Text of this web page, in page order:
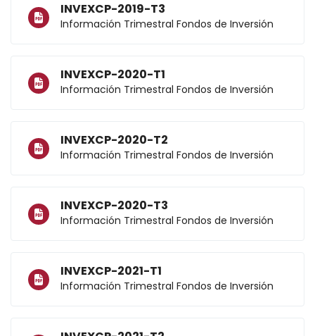
INVEXCP-2019-T3
Información Trimestral Fondos de Inversión
INVEXCP-2020-T1
Información Trimestral Fondos de Inversión
INVEXCP-2020-T2
Información Trimestral Fondos de Inversión
INVEXCP-2020-T3
Información Trimestral Fondos de Inversión
INVEXCP-2021-T1
Información Trimestral Fondos de Inversión